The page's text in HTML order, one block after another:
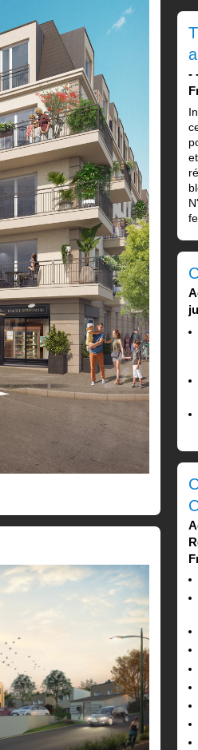
-